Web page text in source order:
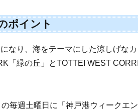
ポイント
なり、海をテーマにした涼しげなカ
「緑の丘」とTOTTEI WEST CORRI
毎週土曜日に「神戸港ウィークエン